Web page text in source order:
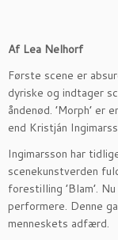
Af Lea Nelhorf
Første scene er
dyriske og indtager
åndenød. ’Morph’
end Kristján
Ingimarsson har
scenekunstverden
forestilling ’Blam’.
performere. Denne
menneskets adfærd.